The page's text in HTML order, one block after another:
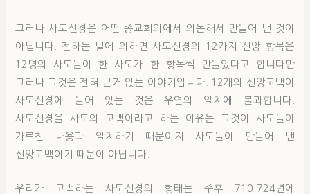
그러나 사도신경은 어떤 종교회의에서 의논해서 만들어 낸 것이
아닙니다. 전하는 말에 의하면 사도신경의 12가지 신앙 항목은
12명의 사도들이 한 사도가 한 항목씩 만들었다고 합니다만
그러나 그것은 전혀 근거 없는 이야기입니다. 12개의 신앙고백이
사도신경에 들어 있는 것은 우연의 일치에 불과합니다.
사도신경을 사도의 고백이라고 하는 이유는 그것이 사도들이
가르친 내용과 일치하기 때문이지 사도들이 만들어 낸
신앙고백이기 때문이 아닙니다.
우리가 고백하는 사도신경의 형태는 주후 710-724년에